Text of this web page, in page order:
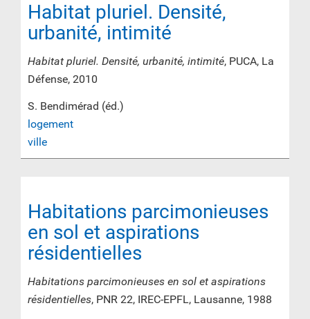
Habitat pluriel. Densité,
urbanité, intimité
Habitat pluriel. Densité, urbanité, intimité, PUCA, La
Défense, 2010
S. Bendimérad (éd.)
logement
ville
Habitations parcimonieuses
en sol et aspirations
résidentielles
Habitations parcimonieuses en sol et aspirations
résidentielles, PNR 22, IREC-EPFL, Lausanne, 1988